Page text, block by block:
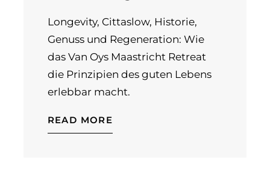
Longevity, Cittaslow, Historie,
Genuss und Regeneration: Wie
das Van Oys Maastricht Retreat
die Prinzipien des guten Lebens
erlebbar macht.
READ MORE